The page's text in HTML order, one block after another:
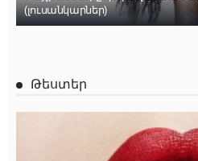
(լուսանկարներ)
Թեստեր